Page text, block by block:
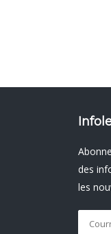
des
les